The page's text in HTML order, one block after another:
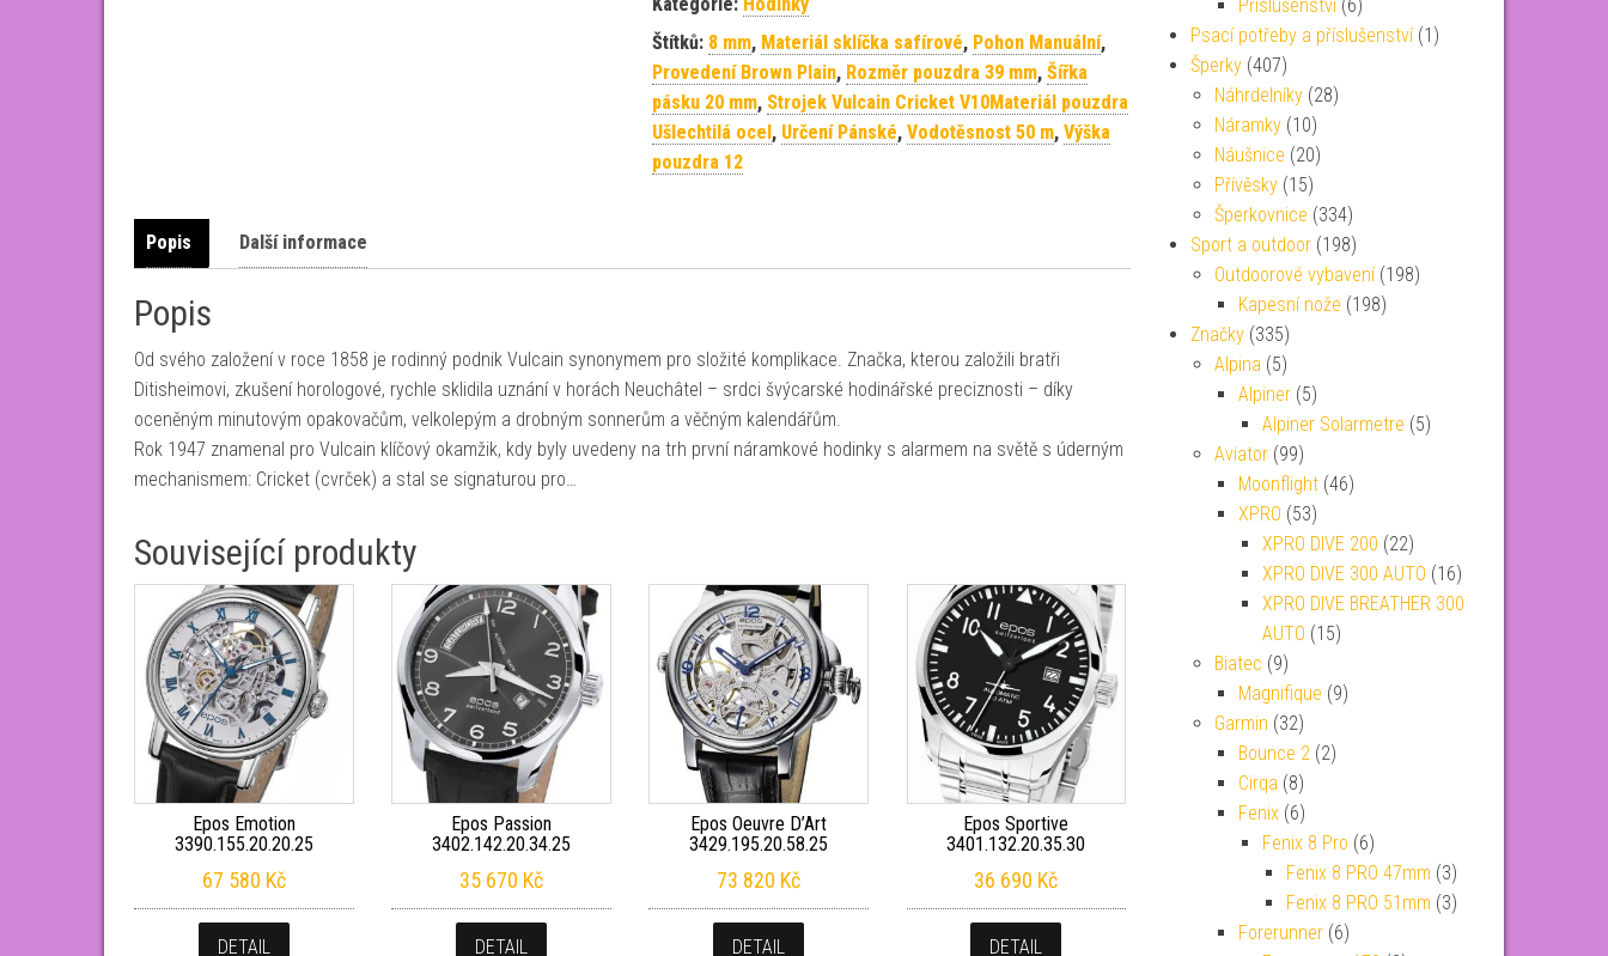
Štítků: 8 mm, Materiál sklíčka safírové, Pohon Manuální,
Provedení Brown Plain, Rozměr pouzdra 39 mm, Šířka
pásku 20 mm, Strojek Vulcain Cricket V10Materiál pouzdra
Ušlechtilá ocel, Určení Pánské, Vodotěsnost 50 m, Výška
pouzdra 12
Popis Další informace
Popis
Od svého založení v roce 1858 je rodinný podnik Vulcain synonymem pro složité komplikace. Značka, kterou založili bratři
Ditisheimovi, zkušení horologové, rychle sklidila uznání v horách Neuchâtel – srdci švýcarské hodinářské preciznosti – díky
oceněným minutovým opakovačům, velkolepým a drobným sonnerům a věčným kalendářům.
Rok 1947 znamenal pro Vulcain klíčový okamžik, kdy byly uvedeny na trh první náramkové hodinky s alarmem na světě s úderným
mechanismem: Cricket (cvrček) a stal se signaturou pro…
Související produkty
Epos Emotion
3390.155.20.20.25
67 580 Kč
DETAIL
Epos Passion
3402.142.20.34.25
35 670 Kč
DETAIL
Epos Oeuvre D’Art
3429.195.20.58.25
73 820 Kč
DETAIL
Epos Sportive
3401.132.20.35.30
36 690 Kč
DETAIL
Příslušenství (6)
Psací potřeby a příslušenství (1)
Šperky (407)
Náhrdelníky (28)
Náramky (10)
Náušnice (20)
Přívěsky (15)
Šperkovnice (334)
Sport a outdoor (198)
Outdoorové vybavení (198)
Kapesní nože (198)
Značky (335)
Alpina (5)
Alpiner (5)
Alpiner Solarmetre (5)
Aviator (99)
Moonflight (46)
XPRO (53)
XPRO DIVE 200 (22)
XPRO DIVE 300 AUTO (16)
XPRO DIVE BREATHER 300
AUTO (15)
Biatec (9)
Magnifique (9)
Garmin (32)
Bounce 2 (2)
Cirqa (8)
Fenix (6)
Fenix 8 Pro (6)
Fenix 8 PRO 47mm (3)
Fenix 8 PRO 51mm (3)
Forerunner (6)